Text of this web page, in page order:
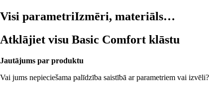
Visi parametriIzmēri, materiāls…
Atklājiet visu Basic Comfort klāstu
Jautājums par produktu
Vai jums nepieciešama palīdzība saistībā ar parametriem vai izvēli?